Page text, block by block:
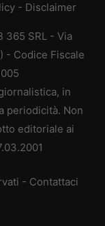
- Disclaimer
365 SRL - Via
- Codice Fiscale
in
periodicità. Non
editoriale ai
- Contattaci